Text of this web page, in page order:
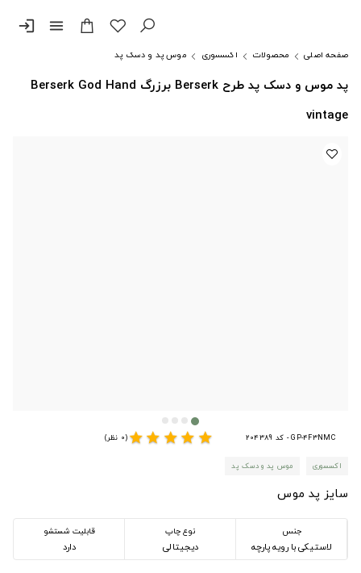
menu
login
صفحه اصلی محصولات اکسسوری موس پد و دسک پد
پد موس و دسک پد طرح Berserk برزرگ Berserk God Hand
vintage
GP-4F3NMC - کد 204389 star
star
star
star
star(0 نظر)
اکسسوری موس پد و دسک پد
سایز پد موس
جنس
لاستیکی با رویه پارچه
نوع چاپ
دیجیتالی
قابلیت شستشو
دارد